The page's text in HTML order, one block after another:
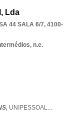
Lda
44 SALA 6/7, 4100-
n.e.
UNIPESSOAL...